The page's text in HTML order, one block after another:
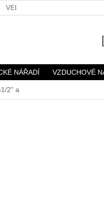
VELKOOBCHOD
NÁŘADÍ VZDUCHOVÉ
2" a